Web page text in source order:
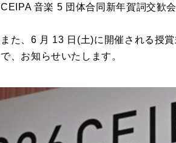
CEIPA 音楽 5 団体合同新年賀詞交歓
また、6 月 13 日(土)に開催される授
で、お知らせいたします。